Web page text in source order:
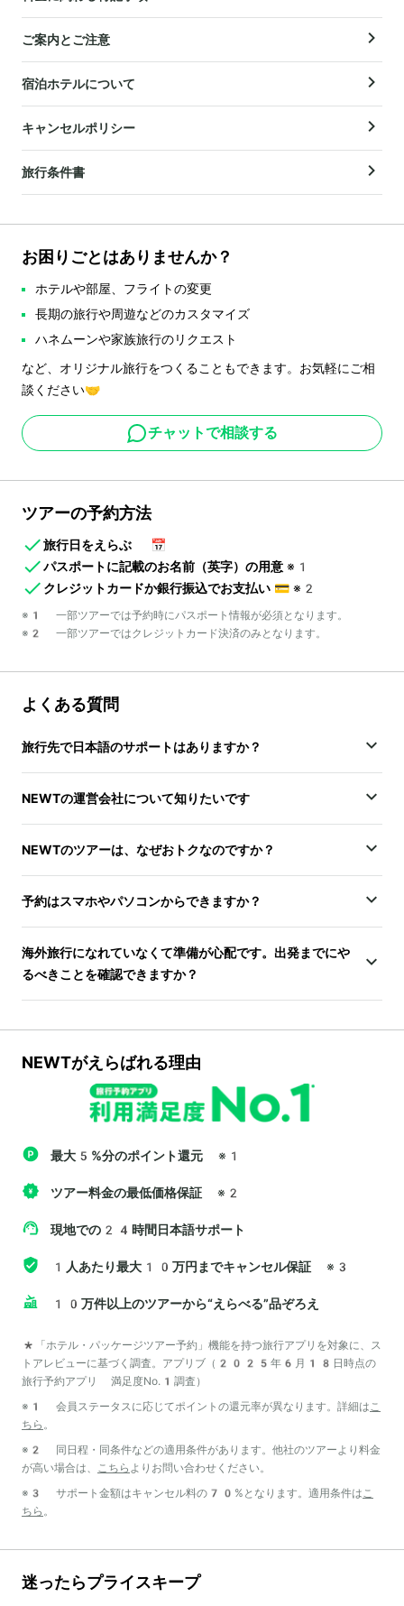
ご案内とご注意
宿泊ホテルについて
キャンセルポリシー
旅行条件書
お困りごとはありませんか？
ホテルや部屋、フライトの変更
長期の旅行や周遊などのカスタマイズ
ハネムーンや家族旅行のリクエスト
など、オリジナル旅行をつくることもできます。お気軽にご相
談ください🤝
チャットで相談する
ツアーの予約方法
旅行日をえらぶ
📅
パスポートに記載のお名前（英字）の用意 ※1
クレジットカードか銀行振込でお支払い 💳 ※2
※1 一部ツアーでは予約時にパスポート情報が必須となります。
※2 一部ツアーではクレジットカード決済のみとなります。
よくある質問
旅行先で日本語のサポートはありますか？
NEWTの運営会社について知りたいです
NEWTのツアーは、なぜおトクなのですか？
予約はスマホやパソコンからできますか？
海外旅行になれていなくて準備が心配です。出発までにや
るべきことを確認できますか？
NEWTがえらばれる理由
最大5%分のポイント還元 ※1
ツアー料金の最低価格保証 ※2
現地での24時間日本語サポート
1人あたり最大10万円までキャンセル保証 ※3
10万件以上のツアーから“えらべる”品ぞろえ
*「ホテル・パッケージツアー予約」機能を持つ旅行アプリを対象に、ス
トアレビューに基づく調査。アプリブ（2025年6月18日時点の
旅行予約アプリ 満足度No.1調査）
※1 会員ステータスに応じてポイントの還元率が異なります。詳細はこ
ちら 。
※2 同日程・同条件などの適用条件があります。他社のツアーより料金
が高い場合は、 こちら よりお問い合わせください。
※3 サポート金額はキャンセル料の70%となります。適用条件はこ
ちら 。
迷ったらプライスキープ